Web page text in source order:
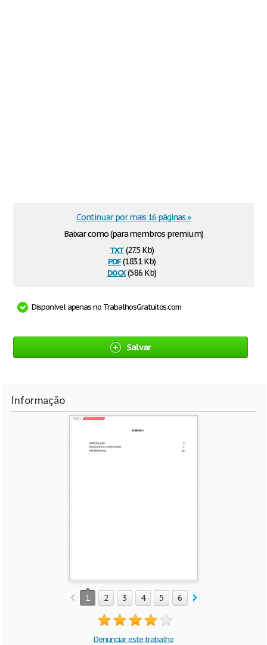
Baixar como (para membros premium)
txt(27.5 Kb)
pdf(183.1 Kb)
docx(58.6 Kb)
Continuar por mais 16 páginas »
Disponível apenas no TrabalhosGratuitos.com
Salvar
Informação
1 2 3 4 5 6 7
Denunciar este trabalho